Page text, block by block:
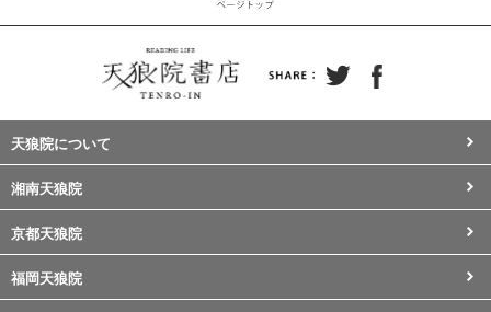
天狼院について
湘南天狼院
京都天狼院
福岡天狼院